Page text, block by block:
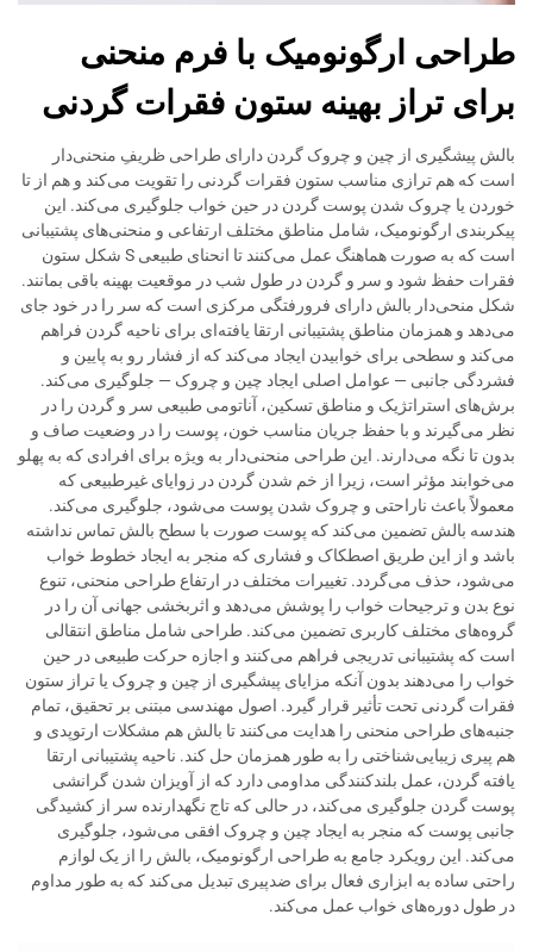
طراحی ارگونومیک با فرم منحنی
برای تراز بهینه ستون فقرات گردنی
بالش پیشگیری از چین و چروک گردن دارای طراحی ظریفِ منحنی‌دار
است که هم ترازی مناسب ستون فقرات گردنی را تقویت می‌کند و هم از تا
خوردن یا چروک شدن پوست گردن در حین خواب جلوگیری می‌کند. این
پیکربندی ارگونومیک، شامل مناطق مختلف ارتفاعی و منحنی‌های پشتیبانی
است که به صورت هماهنگ عمل می‌کنند تا انحنای طبیعی S شکل ستون
فقرات حفظ شود و سر و گردن در طول شب در موقعیت بهینه باقی بمانند.
شکل منحی‌دار بالش دارای فرورفتگی مرکزی است که سر را در خود جای
می‌دهد و همزمان مناطق پشتیبانی ارتقا یافته‌ای برای ناحیه گردن فراهم
می‌کند و سطحی برای خوابیدن ایجاد می‌کند که از فشار رو به پایین و
فشردگی جانبی — عوامل اصلی ایجاد چین و چروک — جلوگیری می‌کند.
برش‌های استراتژیک و مناطق تسکین، آناتومی طبیعی سر و گردن را در
نظر می‌گیرند و با حفظ جریان مناسب خون، پوست را در وضعیت صاف و
بدون تا نگه می‌دارند. این طراحی منحنی‌دار به ویژه برای افرادی که به پهلو
می‌خوابند مؤثر است، زیرا از خم شدن گردن در زوایای غیرطبیعی که
معمولاً باعث ناراحتی و چروک شدن پوست می‌شود، جلوگیری می‌کند.
هندسه بالش تضمین می‌کند که پوست صورت با سطح بالش تماس نداشته
باشد و از این طریق اصطکاک و فشاری که منجر به ایجاد خطوط خواب
می‌شود، حذف می‌گردد. تغییرات مختلف در ارتفاع طراحی منحنی، تنوع
نوع بدن و ترجیحات خواب را پوشش می‌دهد و اثربخشی جهانی آن را در
گروه‌های مختلف کاربری تضمین می‌کند. طراحی شامل مناطق انتقالی
است که پشتیبانی تدریجی فراهم می‌کنند و اجازه حرکت طبیعی در حین
خواب را می‌دهند بدون آنکه مزایای پیشگیری از چین و چروک یا تراز ستون
فقرات گردنی تحت تأثیر قرار گیرد. اصول مهندسی مبتنی بر تحقیق، تمام
جنبه‌های طراحی منحنی را هدایت می‌کنند تا بالش هم مشکلات ارتوپدی و
هم پیری زیبایی‌شناختی را به طور همزمان حل کند. ناحیه پشتیبانی ارتقا
یافته گردن، عمل بلندکنندگی مداومی دارد که از آویزان شدن گرانشی
پوست گردن جلوگیری می‌کند، در حالی که تاج نگهدارنده سر از کشیدگی
جانبی پوست که منجر به ایجاد چین و چروک افقی می‌شود، جلوگیری
می‌کند. این رویکرد جامع به طراحی ارگونومیک، بالش را از یک لوازم
راحتی ساده به ابزاری فعال برای ضدپیری تبدیل می‌کند که به طور مداوم
در طول دوره‌های خواب عمل می‌کند.